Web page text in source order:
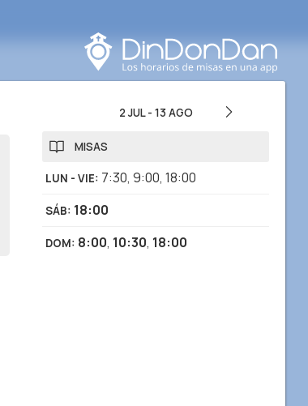
2 JUL- 13 AGO
MISAS
LUN - VIE: 7:30, 9:00, 18:00
SÁB: 18:00
DOM: 8:00, 10:30, 18:00